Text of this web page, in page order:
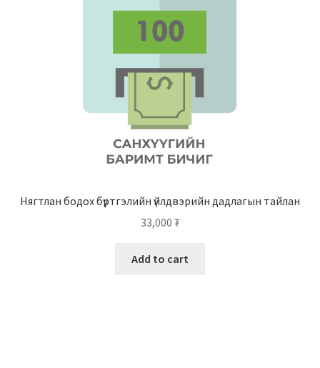
Нягтлан бодох бүртгэлийн үйлдвэрийн дадлагын тайлан
33,000 ₮
Add to cart